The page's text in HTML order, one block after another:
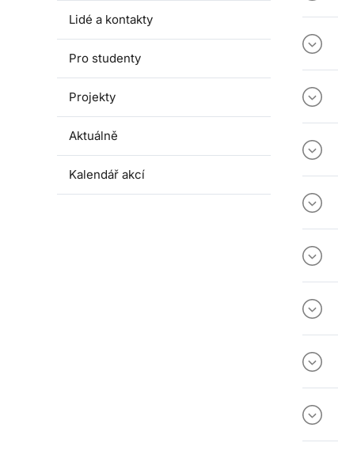
Lidé a kontakty
Pro studenty
Projekty
Aktuálně
Kalendář akcí